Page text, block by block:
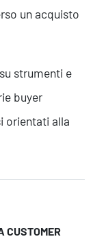
Artificiale
un acquisto
strumenti e
buyer
orientati alla
CUSTOMER